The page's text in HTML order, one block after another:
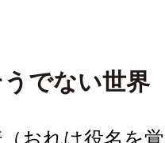
でない世界